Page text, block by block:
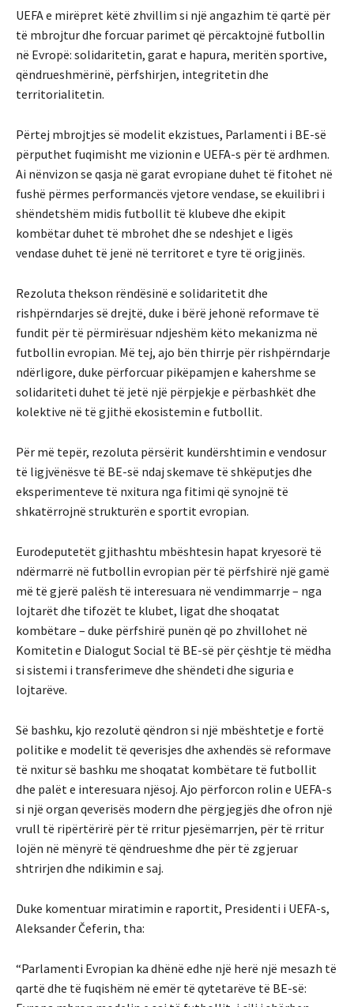
UEFA e mirëpret këtë zhvillim si një angazhim të qartë për
të mbrojtur dhe forcuar parimet që përcaktojnë futbollin
në Evropë: solidaritetin, garat e hapura, meritën sportive,
qëndrueshmërinë, përfshirjen, integritetin dhe
territorialitetin.
Përtej mbrojtjes së modelit ekzistues, Parlamenti i BE-së
përputhet fuqimisht me vizionin e UEFA-s për të ardhmen.
Ai nënvizon se qasja në garat evropiane duhet të fitohet në
fushë përmes performancës vjetore vendase, se ekuilibri i
shëndetshëm midis futbollit të klubeve dhe ekipit
kombëtar duhet të mbrohet dhe se ndeshjet e ligës
vendase duhet të jenë në territoret e tyre të origjinës.
Rezoluta thekson rëndësinë e solidaritetit dhe
rishpërndarjes së drejtë, duke i bërë jehonë reformave të
fundit për të përmirësuar ndjeshëm këto mekanizma në
futbollin evropian. Më tej, ajo bën thirrje për rishpërndarje
ndërligore, duke përforcuar pikëpamjen e kahershme se
solidariteti duhet të jetë një përpjekje e përbashkët dhe
kolektive në të gjithë ekosistemin e futbollit.
Për më tepër, rezoluta përsërit kundërshtimin e vendosur
të ligjvënësve të BE-së ndaj skemave të shkëputjes dhe
eksperimenteve të nxitura nga fitimi që synojnë të
shkatërrojnë strukturën e sportit evropian.
Eurodeputetët gjithashtu mbështesin hapat kryesorë të
ndërmarrë në futbollin evropian për të përfshirë një gamë
më të gjerë palësh të interesuara në vendimmarrje – nga
lojtarët dhe tifozët te klubet, ligat dhe shoqatat
kombëtare – duke përfshirë punën që po zhvillohet në
Komitetin e Dialogut Social të BE-së për çështje të mëdha
si sistemi i transferimeve dhe shëndeti dhe siguria e
lojtarëve.
Së bashku, kjo rezolutë qëndron si një mbështetje e fortë
politike e modelit të qeverisjes dhe axhendës së reformave
të nxitur së bashku me shoqatat kombëtare të futbollit
dhe palët e interesuara njësoj. Ajo përforcon rolin e UEFA-s
si një organ qeverisës modern dhe përgjegjës dhe ofron një
vrull të ripërtërirë për të rritur pjesëmarrjen, për të rritur
lojën në mënyrë të qëndrueshme dhe për të zgjeruar
shtrirjen dhe ndikimin e saj.
Duke komentuar miratimin e raportit, Presidenti i UEFA-s,
Aleksander Čeferin, tha:
“Parlamenti Evropian ka dhënë edhe një herë një mesazh të
qartë dhe të fuqishëm në emër të qytetarëve të BE-së: